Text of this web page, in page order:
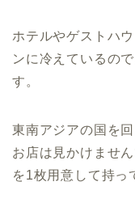
ホテルやゲストハ
ンに冷えているの
す。
東南アジアの国を
お店は見かけませ
を1枚用意して持っ